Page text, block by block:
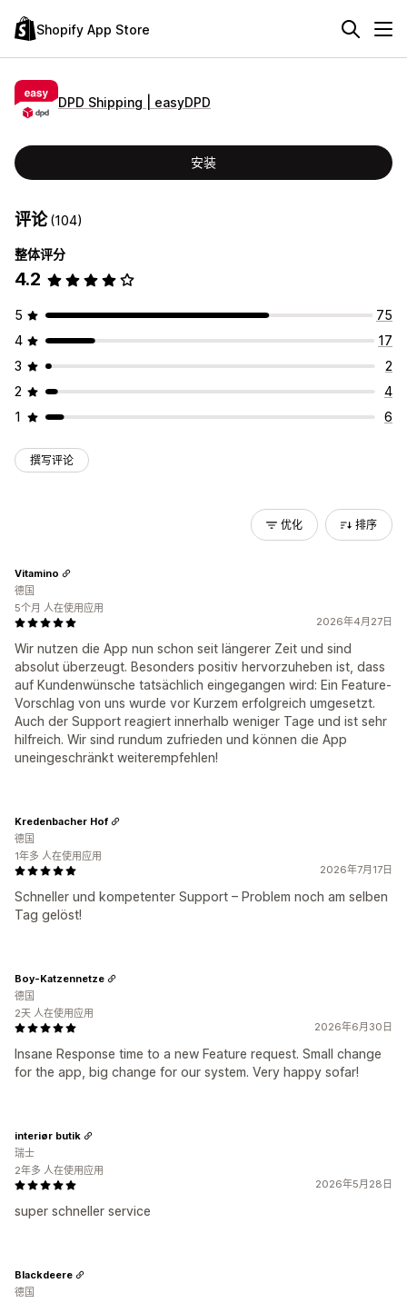
Shopify App Store
DPD Shipping | easyDPD
安装
评论(104)
整体评分
4.2
5
75
4
17
3
2
2
4
1
6
撰写评论
优化 排序
2026年4月27日
Wir nutzen die App nun schon seit längerer Zeit und sind
absolut überzeugt. Besonders positiv hervorzuheben ist, dass
auf Kundenwünsche tatsächlich eingegangen wird: Ein Feature-
Vorschlag von uns wurde vor Kurzem erfolgreich umgesetzt.
Auch der Support reagiert innerhalb weniger Tage und ist sehr
hilfreich. Wir sind rundum zufrieden und können die App
uneingeschränkt weiterempfehlen!
Vitamino
德国
5个月 人在使用应用
2026年7月17日
Schneller und kompetenter Support – Problem noch am selben
Tag gelöst!
Kredenbacher Hof
德国
1年多 人在使用应用
2026年6月30日
Insane Response time to a new Feature request. Small change
for the app, big change for our system. Very happy sofar!
Boy-Katzennetze
德国
2天 人在使用应用
2026年5月28日
super schneller service
interiør butik
瑞士
2年多 人在使用应用
Blackdeere
德国